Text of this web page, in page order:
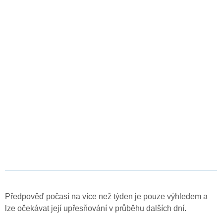
Předpověď počasí na více než týden je pouze výhledem a
lze očekávat její upřesňování v průběhu dalších dní.